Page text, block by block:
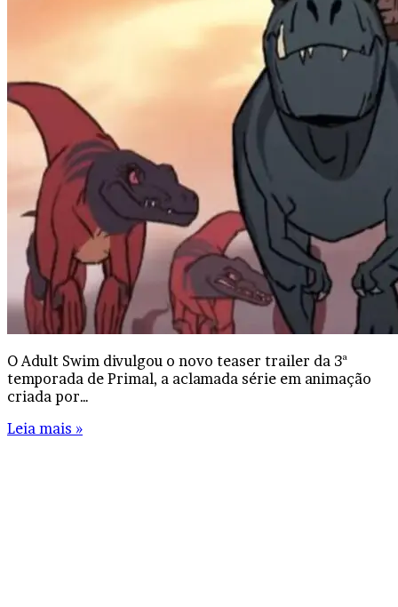
O Adult Swim divulgou o novo teaser trailer da 3ª
temporada de Primal, a aclamada série em animação
criada por…
Leia mais »